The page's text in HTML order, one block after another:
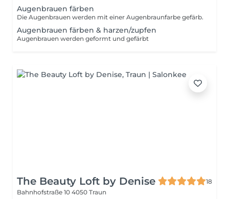
Augenbrauen färben
Die Augenbrauen werden mit einer Augenbraunfarbe gefärb.
Augenbrauen färben & harzen/zupfen
Augenbrauen werden geformt und gefärbt
The Beauty Loft by Denise
18
Bahnhofstraße 10 4050 Traun